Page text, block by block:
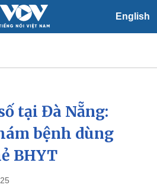
English
Xã hội
Tin 24h
Dự báo thời tiết
Giáo dục
tại Đà Nẵng:
bệnh dùng
BHYT